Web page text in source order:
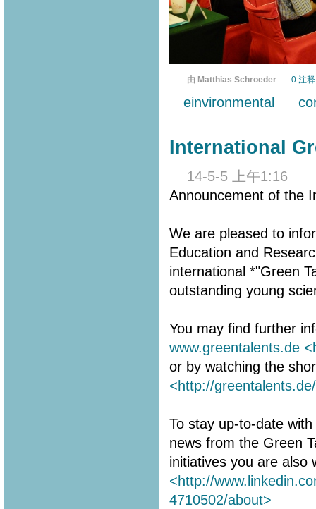
由 Matthias Schroeder 0 注释
einvironmental
International
14-5-5 上午1:16
Announcement of the
We are pleased to
Education and
international *"Green
outstanding young
You may find further
www.greentalents.de
or by watching the
<http://
To stay up-to-date
news from the Green
initiatives you are also
<http://
4710502/about>